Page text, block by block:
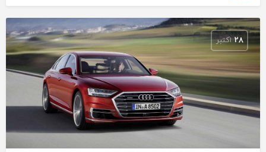
اکتبر 28